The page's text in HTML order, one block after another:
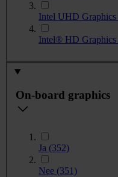
Intel UHD Graphics
Intel® HD Graphics
On-board graphics
Ja (352)
Nee (351)